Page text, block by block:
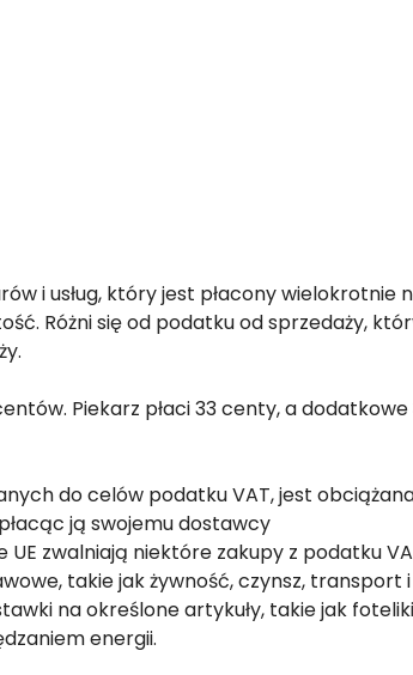
i usług, który jest płacony wielokrotnie
Różni się od podatku od sprzedaży,
Piekarz płaci 33 centy, a dodatkowe
do celów podatku VAT, jest
ją swojemu dostawcy
zwalniają niektóre zakupy z podatku
takie jak żywność, czynsz, transport i
na określone artykuły, takie jak foteliki
energii.